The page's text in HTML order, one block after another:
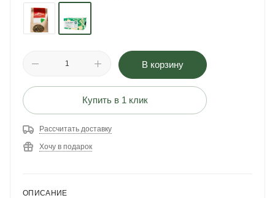
В корзину
Купить в 1 клик
Рассчитать доставку
Хочу в подарок
ОПИСАНИЕ